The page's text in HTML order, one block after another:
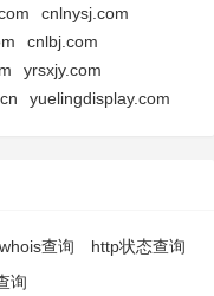
cnlnysj.com
cnlbj.com
yrsxjy.com
yuelingdisplay.com
查询
http状态查询
询